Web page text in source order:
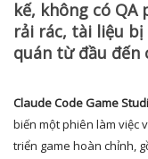
kế, không có QA
rải rác, tài liệu
quán từ đầu đến
Claude Code Game
biến một phiên làm việc
triển game hoàn chỉnh,